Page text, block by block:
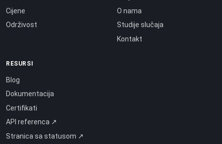
Cijene
Održivost
O nama
Studije slučaja
Kontakt
RESURSI
Blog
Dokumentacija
Certifikati
API referenca ↗
Stranica sa statusom ↗